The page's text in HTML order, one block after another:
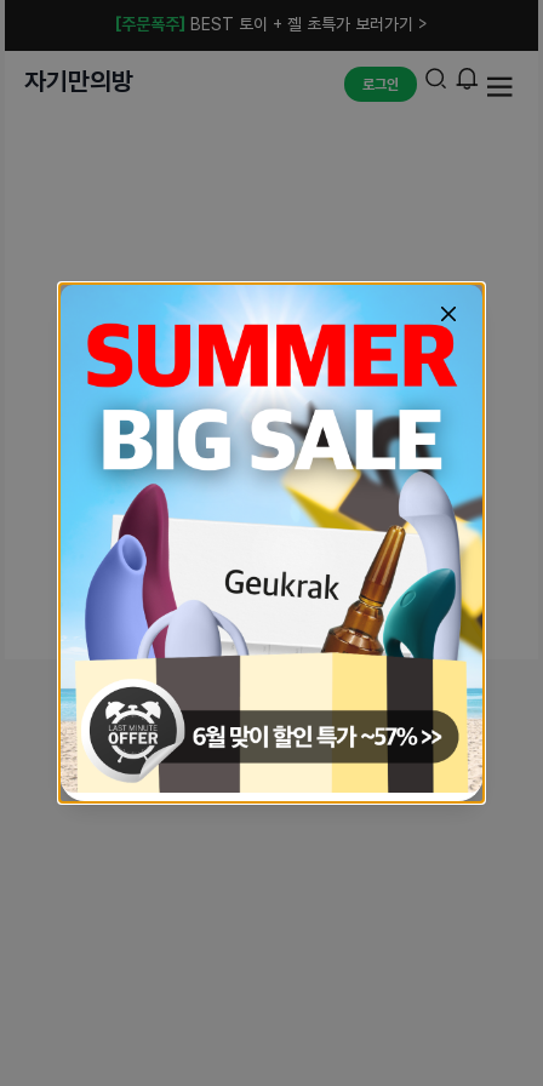
[주문폭주] BEST 토이 + 젤 초특가 보러가기 >
자기만의방 로그인
예상치 못한 에러입니다.